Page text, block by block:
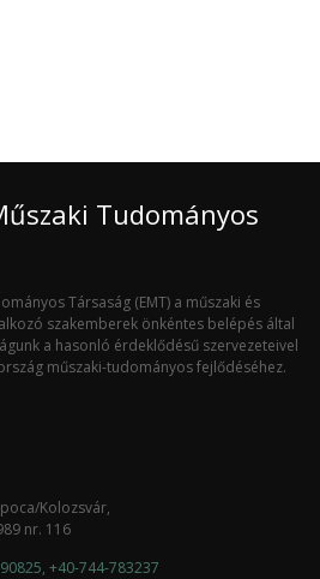
Tudományos
Társaság (EMT) a műszaki és
szakemberek önkéntes belépés által
a hasonló érdeklődésű szervezeteivel
műszaki-tudományos fejlődéséhez.
Kolozsvár,
nr. 116
, +40-744-783237